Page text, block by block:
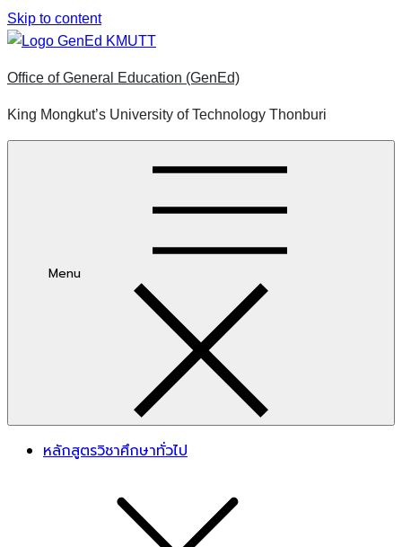
Skip to content
Office of General Education (GenEd)
King Mongkut’s University of Technology Thonburi
Menu
หลักสูตรวิชาศึกษาทั่วไป